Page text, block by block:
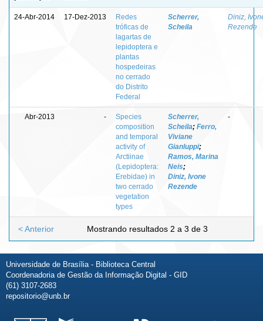
24-Abr-2014 17-Dez-2013
Redes
tróficas de
lagartas de
lepidoptera e
plantas
hospedeiras
no cerrado
do Distrito
Federal
Scherrer,
Scheila
Diniz,
Rezende
Abr-2013 -
Species
composition
and temporal
activity of
Arctiinae
(Lepidoptera:
Erebidae) in
two cerrado
vegetation
types
Scherrer,
Scheila; Ferro,
Viviane
Gianluppi;
Ramos, Marina
Neis;
Diniz, Ivone
Rezende
-
Mostrando resultados 2 a 3 de 3
< Anterior
Universidade de Brasília - Biblioteca Central
Coordenadoria de Gestão da Informação Digital - GID
(61) 3107-2683
repositorio@unb.br